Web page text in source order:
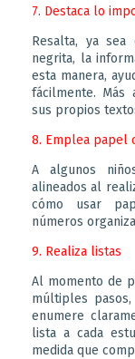
7. Destaca lo
Resalta, ya
negrita, la
esta manera,
fácilmente. Más
sus propios
8. Emplea papel
A algunos
alineados al
cómo usar
números
9. Realiza listas
Al momento de
múltiples
enumere
lista a cada
medida que